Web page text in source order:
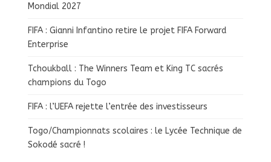
Mondial 2027
FIFA : Gianni Infantino retire le projet FIFA Forward
Enterprise
Tchoukball : The Winners Team et King TC sacrés
champions du Togo
FIFA : l’UEFA rejette l’entrée des investisseurs
Togo/Championnats scolaires : le Lycée Technique de
Sokodé sacré !